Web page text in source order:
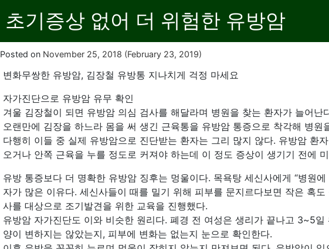
초기증상 없어 더 위험한 유방암
Posted on November 25, 2018 (February 23, 2019)
변화무쌍한 유방암, 김장철 유방통 지나치게 걱정 마세요
자가진단으로 유방암 유무 확인
겨울 김장철이 되면 유방암 의심 검사를 해달라며 병원을 찾는 환자가 늘어난
오랜만에 김장을 하느라 몸을 써 생긴 근육통을 유방암 통증으로 착각해 병원
다행히 이들 중 실제 유방암으로 진단받는 환자는 그리 많지 않다. 유방암 환
오거나 안쪽 근육을 누를 정도로 커져야 하는데 이 정도 증상이 생기기 전에
유방 통증보다 더 명확한 유방암 징후는 멍울이다. 목욕탕 세신사에게 “병원
자가 많은 이유다. 세신사들이 때를 밀기 위해 피부를 문지르다보면 작은 혹
사를 대상으로 조기발견을 위한 교육을 진행했다.
유방암 자가진단도 이와 비슷한 원리다. 폐경 전 여성은 생리가 끝나고 3~5
양이 변하지는 않았는지, 피부에 변화는 없는지 눈으로 확인한다.